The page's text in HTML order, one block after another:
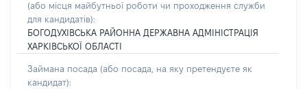
(або місця майбутньої роботи чи проходження служби
для кандидатів):
БОГОДУХІВСЬКА РАЙОННА ДЕРЖАВНА АДМІНІСТРАЦІЯ
ХАРКІВСЬКОЇ ОБЛАСТІ
Займана посада (або посада, на яку претендуєте як
кандидат):